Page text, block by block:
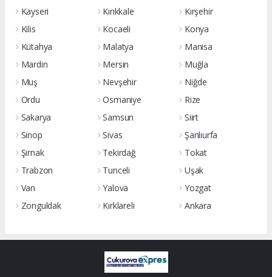
Kayseri
Kırıkkale
Kırşehir
Kilis
Kocaeli
Konya
Kütahya
Malatya
Manisa
Mardin
Mersin
Muğla
Muş
Nevşehir
Niğde
Ordu
Osmaniye
Rize
Sakarya
Samsun
Siirt
Sinop
Sivas
Şanlıurfa
Şırnak
Tekirdağ
Tokat
Trabzon
Tunceli
Uşak
Van
Yalova
Yozgat
Zonguldak
Kırklareli Ankara